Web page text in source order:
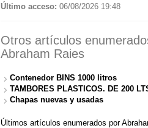
Último acceso: 06/08/2026 19:48
Otros artículos
Abraham Raies
Contenedor BINS 1000 litros
TAMBORES PLASTICOS. DE 200
Chapas nuevas y usadas
Últimos artículos enumerados por